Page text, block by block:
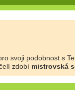
svoji podobnost s
zdobí mistrovská